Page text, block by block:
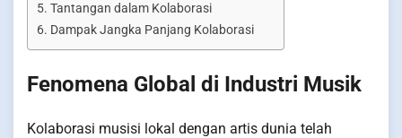
Tantangan dalam Kolaborasi
Dampak Jangka Panjang Kolaborasi
Fenomena Global di Industri Musik
Kolaborasi musisi lokal dengan artis dunia telah